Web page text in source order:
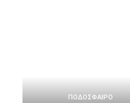
ΠΟΔΌΣΦΑΙΡΟ